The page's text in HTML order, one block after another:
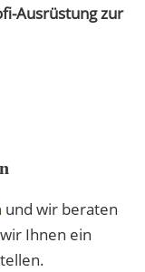
Ausrüstung zur
und wir beraten
Ihnen ein